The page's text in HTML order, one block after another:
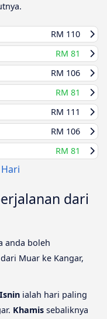
RM 110
RM 81
RM 106
RM 81
RM 111
RM 106
RM 81
dari
anda boleh
Muar ke Kangar,
Isnin ialah hari paling
Khamis sebaliknya